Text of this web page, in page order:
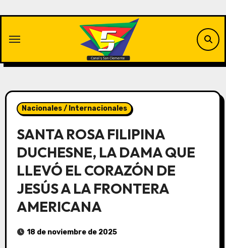
contenido
Nacionales / Internacionales
SANTA ROSA FILIPINA
DUCHESNE, LA DAMA QUE
LLEVÓ EL CORAZÓN DE
JESÚS A LA FRONTERA
AMERICANA
18 de noviembre de 2025